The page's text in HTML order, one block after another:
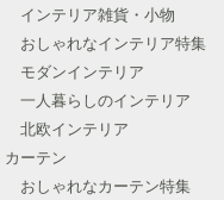
インテリア雑貨・小物
おしゃれなインテリア特集
モダンインテリア
一人暮らしのインテリア
北欧インテリア
カーテン
おしゃれなカーテン特集